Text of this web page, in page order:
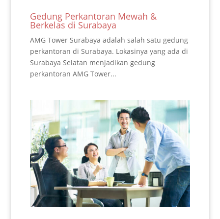
Gedung Perkantoran Mewah &
Berkelas di Surabaya
AMG Tower Surabaya adalah salah satu gedung
perkantoran di Surabaya. Lokasinya yang ada di
Surabaya Selatan menjadikan gedung
perkantoran AMG Tower...